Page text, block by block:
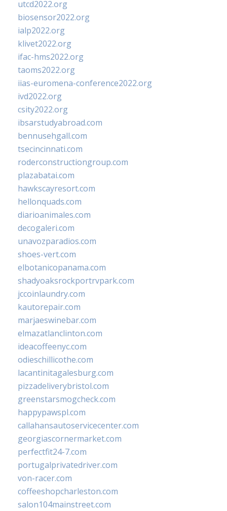
utcd2022.org
biosensor2022.org
ialp2022.org
klivet2022.org
ifac-hms2022.org
taoms2022.org
iias-euromena-conference2022.org
ivd2022.org
csity2022.org
ibsarstudyabroad.com
bennusehgall.com
tsecincinnati.com
roderconstructiongroup.com
plazabatai.com
hawkscayresort.com
hellonquads.com
diarioanimales.com
decogaleri.com
unavozparadios.com
shoes-vert.com
elbotanicopanama.com
shadyoaksrockportrvpark.com
jccoinlaundry.com
kautorepair.com
marjaeswinebar.com
elmazatlanclinton.com
ideacoffeenyc.com
odieschillicothe.com
lacantinitagalesburg.com
pizzadeliverybristol.com
greenstarsmogcheck.com
happypawspl.com
callahansautoservicecenter.com
georgiascornermarket.com
perfectfit24-7.com
portugalprivatedriver.com
von-racer.com
coffeeshopcharleston.com
salon104mainstreet.com